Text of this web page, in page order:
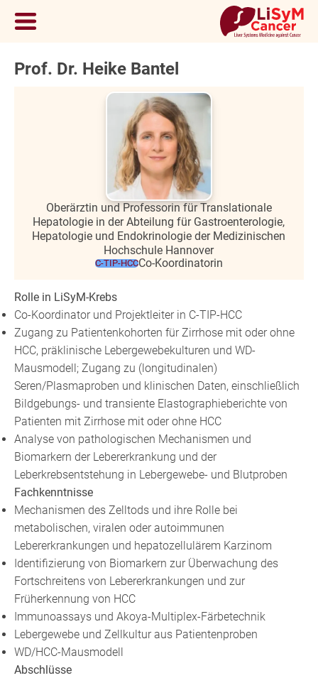
Prof. Dr. Heike Bantel
Oberärztin und Professorin für Translationale
Hepatologie in der Abteilung für Gastroenterologie,
Hepatologie und Endokrinologie der Medizinischen
Hochschule Hannover
C-TIP-HCCCo-Koordinatorin
Rolle in LiSyM-Krebs
Co-Koordinator und Projektleiter in C-TIP-HCC
Zugang zu Patientenkohorten für Zirrhose mit oder ohne
HCC, präklinische Lebergewebekulturen und WD-
Mausmodell; Zugang zu (longitudinalen)
Seren/Plasmaproben und klinischen Daten, einschließlich
Bildgebungs- und transiente Elastographieberichte von
Patienten mit Zirrhose mit oder ohne HCC
Analyse von pathologischen Mechanismen und
Biomarkern der Lebererkrankung und der
Leberkrebsentstehung in Lebergewebe- und Blutproben
Fachkenntnisse
Mechanismen des Zelltods und ihre Rolle bei
metabolischen, viralen oder autoimmunen
Lebererkrankungen und hepatozellulärem Karzinom
Identifizierung von Biomarkern zur Überwachung des
Fortschreitens von Lebererkrankungen und zur
Früherkennung von HCC
Immunoassays und Akoya-Multiplex-Färbetechnik
Lebergewebe und Zellkultur aus Patientenproben
WD/HCC-Mausmodell
Abschlüsse